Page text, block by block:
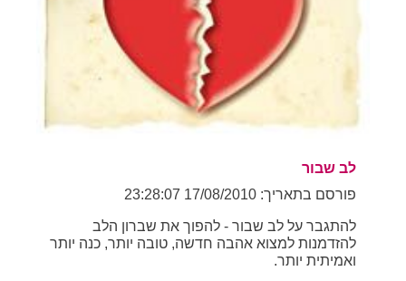
לב שבור
פורסם בתאריך: 17/08/2010 23:28:07
להתגבר על לב שבור - להפוך את שברון הלב
להזדמנות למצוא אהבה חדשה, טובה יותר, כנה יותר
ואמיתית יותר.